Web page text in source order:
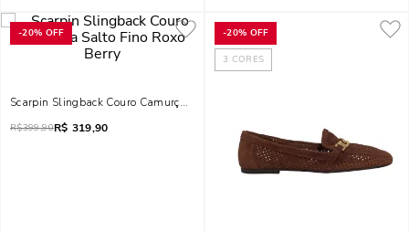
-20% OFF
Scarpin Slingback Couro Camurça Salto Fino Roxo Berry
R$399,90R$ 319,90
-20% OFF
3 CORES